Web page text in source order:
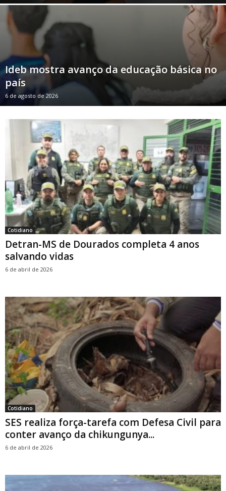
Ideb mostra avanço da educação básica no
país
6 de agosto de 2026
Cotidiano
Detran-MS de Dourados completa 4 anos
salvando vidas
6 de abril de 2026
Cotidiano
SES realiza força-tarefa com Defesa Civil para
conter avanço da chikungunya...
6 de abril de 2026